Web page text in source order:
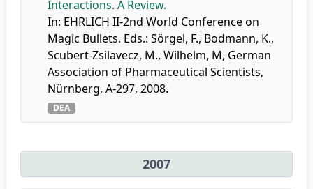
Interactions. A Review.
In: EHRLICH II-2nd World Conference on
Magic Bullets. Eds.: Sörgel, F., Bodmann, K.,
Scubert-Zsilavecz, M., Wilhelm, M, German
Association of Pharmaceutical Scientists,
Nürnberg, A-297, 2008.
DEA
2007